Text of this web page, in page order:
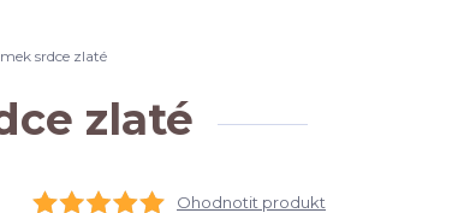
srdce zlaté
zlaté
Ohodnotit produkt